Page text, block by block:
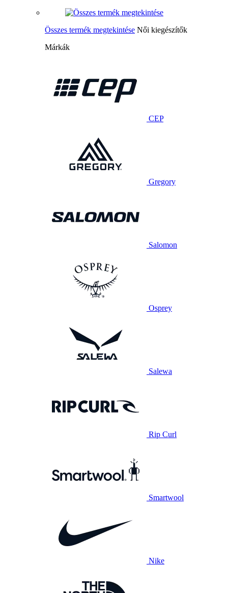
Összes termék megtekintése Női kiegészítők
Márkák
CEP
Gregory
Salomon
Osprey
Salewa
Rip Curl
Smartwool
Nike